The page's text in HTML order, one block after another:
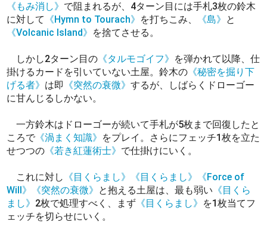
《もみ消し》 で阻まれるが、4ターン目には手札3枚の鈴木
に対して 《Hymn to Tourach》 を打ちこみ、 《島》 と
《Volcanic Island》 を捨てさせる。
しかし2ターン目の 《タルモゴイフ》 を弾かれて以降、仕
掛けるカードを引いていない土屋。鈴木の 《秘密を掘り下
げる者》 は即 《突然の衰微》するが、しばらくドローゴー
に甘んじるしかない。
一方鈴木はドローゴーが続いて手札が5枚まで回復したと
ころで 《渦まく知識》 をプレイ。さらにフェッチ1枚を立た
せつつの 《若き紅蓮術士》 で仕掛けにいく。
これに対し 《目くらまし》 《目くらまし》
《Force of
Will》
《突然の衰微》 と抱える土屋は、最も弱い 《目くら
まし》 2枚で処理すべく、まず 《目くらまし》 を1枚当てフ
ェッチを切らせにいく。